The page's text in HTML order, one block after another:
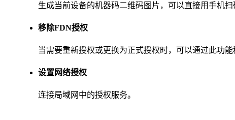
生成当前设备的机器码二维码图片，可以直接用手机
移除FDN授权
当需要重新授权或更换为正式授权时，可以通过此功能
设置网络授权
连接局域网中的授权服务。